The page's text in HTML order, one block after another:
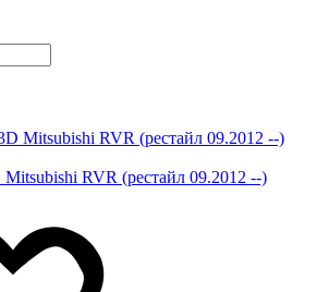
RVR (рестайл 09.2012 --)